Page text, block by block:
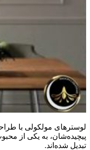
لوسترهای مولکولی با
پیچیده‌شان، به یکی از
تبدیل شده‌اند.